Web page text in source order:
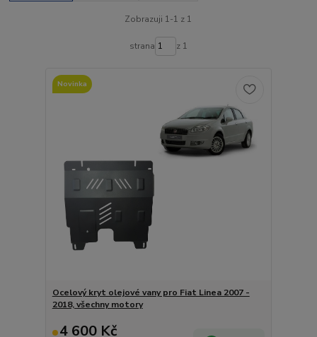
Zobrazuji 1-1 z 1
strana z 1
Novinka
Ocelový kryt olejové vany pro Fiat Linea 2007 -
2018, všechny motory
4 600 Kč